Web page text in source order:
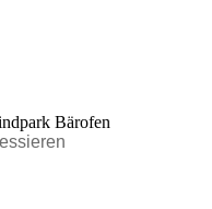
Bärofen